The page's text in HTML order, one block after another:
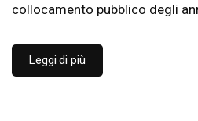
collocamento pubblico degli
Leggi di più